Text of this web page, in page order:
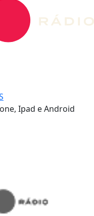
Ipad e Android